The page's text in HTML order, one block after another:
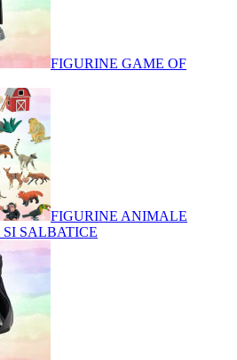
FIGURINE GAME OF
FIGURINE ANIMALE
SALBATICE